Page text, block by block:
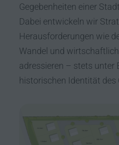
Gegebenheiten einer
Dabei entwickeln wir
Herausforderungen wie
Wandel und
adressieren – stets unter
historischen Identität des